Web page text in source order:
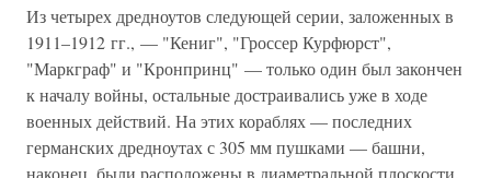
Из четырех дредноутов следующей серии, заложенных в
1911–1912 гг., — "Кениг", "Гроссер Курфюрст",
"Маркграф" и "Кронпринц" — только один был закончен
к началу войны, остальные достраивались уже в ходе
военных действий. На этих кораблях — последних
германских дредноутах с 305 мм пушками — башни,
наконец, были расположены в диаметральной плоскости,